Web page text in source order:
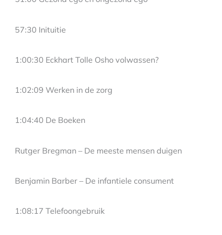
57:30 Inituitie
1:00:30 Eckhart Tolle Osho volwassen?
1:02:09 Werken in de zorg
1:04:40 De Boeken
Rutger Bregman – De meeste mensen duigen
Benjamin Barber – De infantiele consument
1:08:17 Telefoongebruik